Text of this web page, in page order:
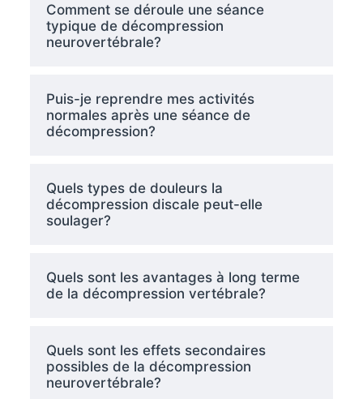
Comment se déroule une séance
typique de décompression
neurovertébrale?
Puis-je reprendre mes activités
normales après une séance de
décompression?
Quels types de douleurs la
décompression discale peut-elle
soulager?
Quels sont les avantages à long terme
de la décompression vertébrale?
Quels sont les effets secondaires
possibles de la décompression
neurovertébrale?